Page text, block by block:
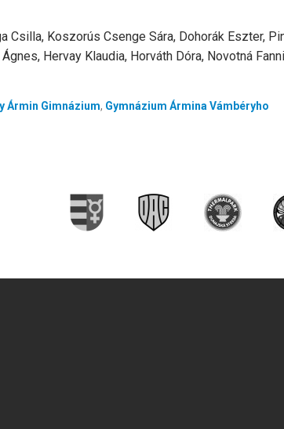
Csilla, Koszorús Csenge Sára, Dohorák Eszter,
Hervay Klaudia, Horváth Dóra, Novotná
Ármin Gimnázium, Gymnázium Ármina Vámbéryho